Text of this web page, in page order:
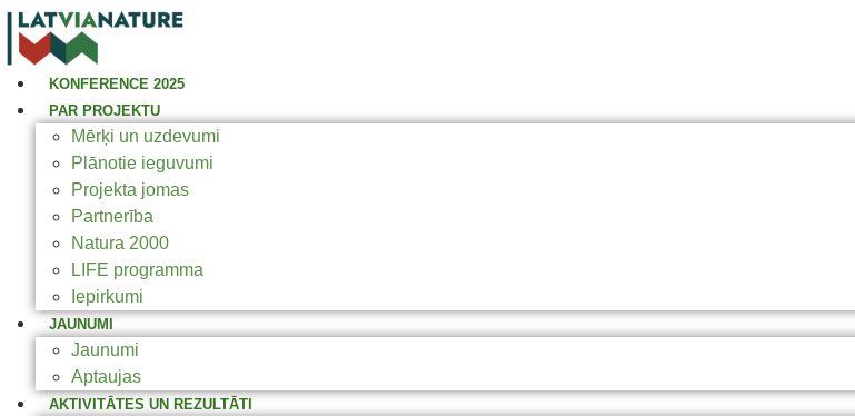
KONFERENCE 2025
PAR PROJEKTU
Mērķi un uzdevumi
Plānotie ieguvumi
Projekta jomas
Partnerība
Natura 2000
LIFE programma
Iepirkumi
JAUNUMI
Jaunumi
Aptaujas
AKTIVITĀTES UN REZULTĀTI